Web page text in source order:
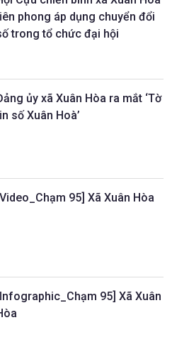
phong áp dụng chuyển đổi
trong tổ chức đại hội
ủy xã Xuân Hòa ra mắt ‘Tờ
số Xuân Hoà’
95] Xã Xuân Hòa
[Infographic_Chạm 95] Xã Xuân